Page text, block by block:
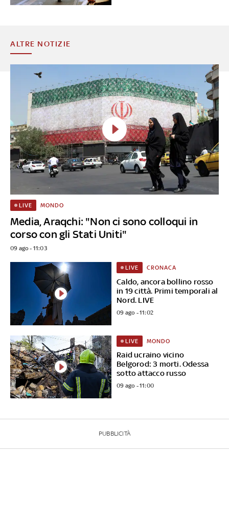
ALTRE NOTIZIE
Media, Araqchi: "Non ci sono colloqui in
corso con gli Stati Uniti"
LIVE MONDO
09 ago - 11:03
Caldo, ancora bollino rosso
in 19 città. Primi temporali al
Nord. LIVE
LIVE CRONACA
09 ago - 11:02
Raid ucraino vicino
Belgorod: 3 morti. Odessa
sotto attacco russo
LIVE MONDO
09 ago - 11:00
PUBBLICITÀ